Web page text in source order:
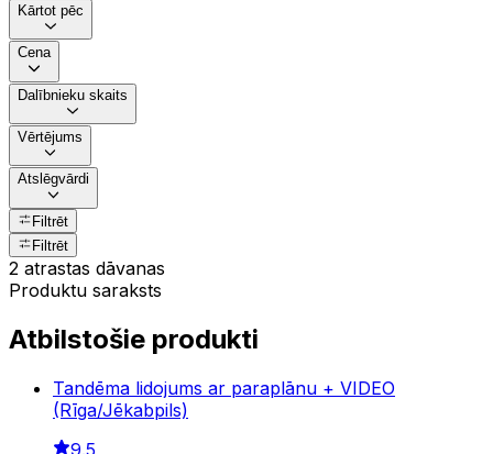
Kārtot pēc
Cena
Dalībnieku skaits
Vērtējums
Atslēgvārdi
Filtrēt
Filtrēt
2 atrastas dāvanas
Produktu saraksts
Atbilstošie produkti
Tandēma lidojums ar paraplānu + VIDEO
(Rīga/Jēkabpils)